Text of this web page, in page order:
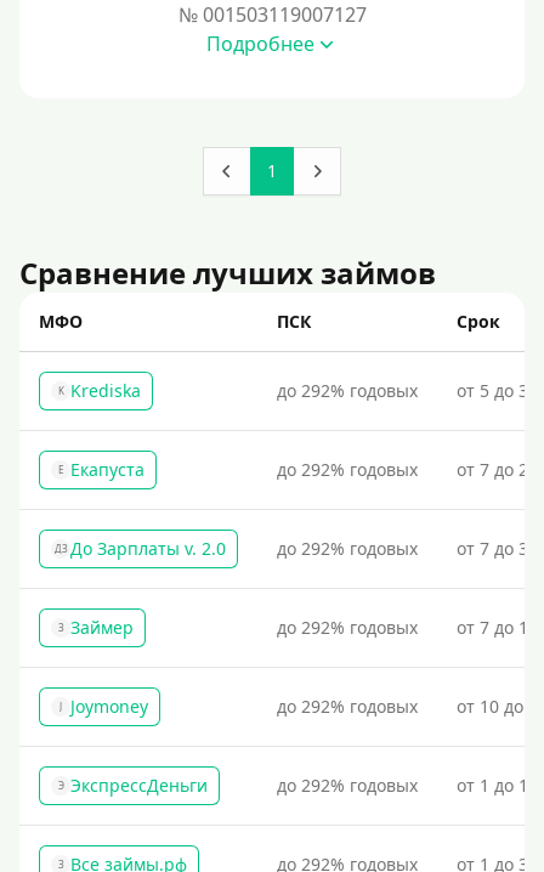
Без подтверждения дохода
Без посредников
Под 1 %
Под высокий процент
Без комиссии
В рассрочку
С ежемесячным платежом
Бесплатно
Под низкий процент
Без процентов
Первый займ без процентов
Без процентов на 30 дней
Под 0 %
№ 001503119007127
Подробнее
1
Сравнение лучших займов
МФО ПСК Срок
K Krediska до 292% годовых от 5 до
Е Екапуста до 292% годовых от 7 до
ДЗ До Зарплаты v. 2.0 до 292% годовых от 7 до
З Займер до 292% годовых от 7 до
J Joymoney до 292% годовых от 10 до
Э ЭкспрессДеньги до 292% годовых от 1 до
З Все займы.рф до 292% годовых от 1 до